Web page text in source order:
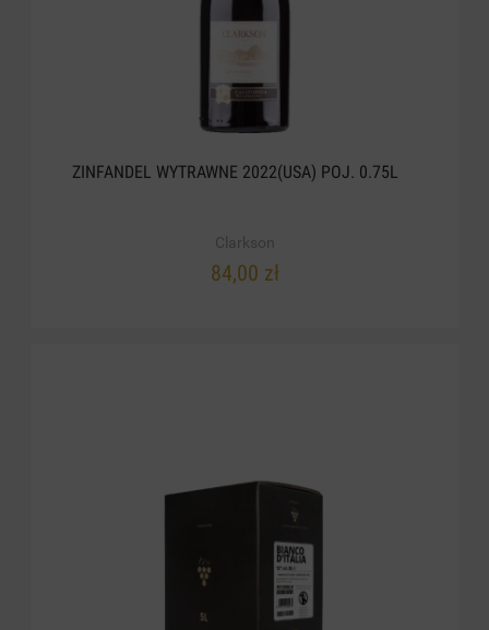
ZINFANDEL WYTRAWNE 2022(USA) POJ. 0.75L
Clarkson
84,00 zł